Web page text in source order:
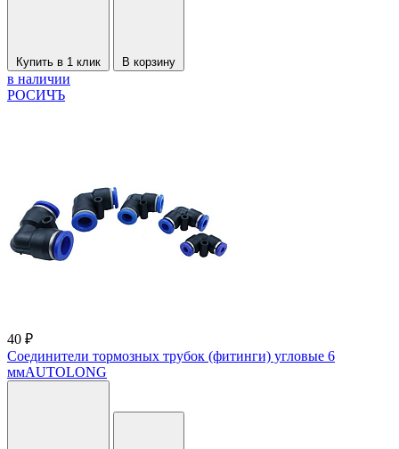
Купить в 1 клик В корзину
в наличии
РОСИЧЪ
40 ₽
Соединители тормозных трубок (фитинги) угловые 6
ммAUTOLONG